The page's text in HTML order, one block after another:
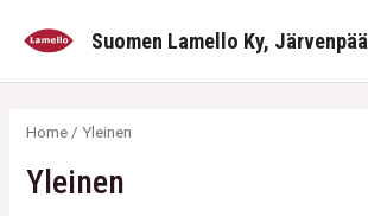
sisältöön
Suomen Lamello Ky, Järvenpää
Home / Yleinen
Yleinen